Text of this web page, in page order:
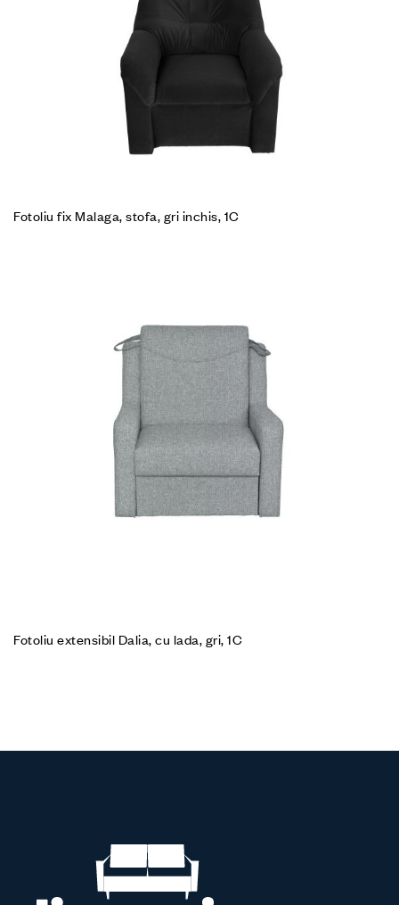
Fotoliu fix Malaga, stofa, gri inchis, 1C
Fotoliu extensibil Dalia, cu lada, gri, 1C